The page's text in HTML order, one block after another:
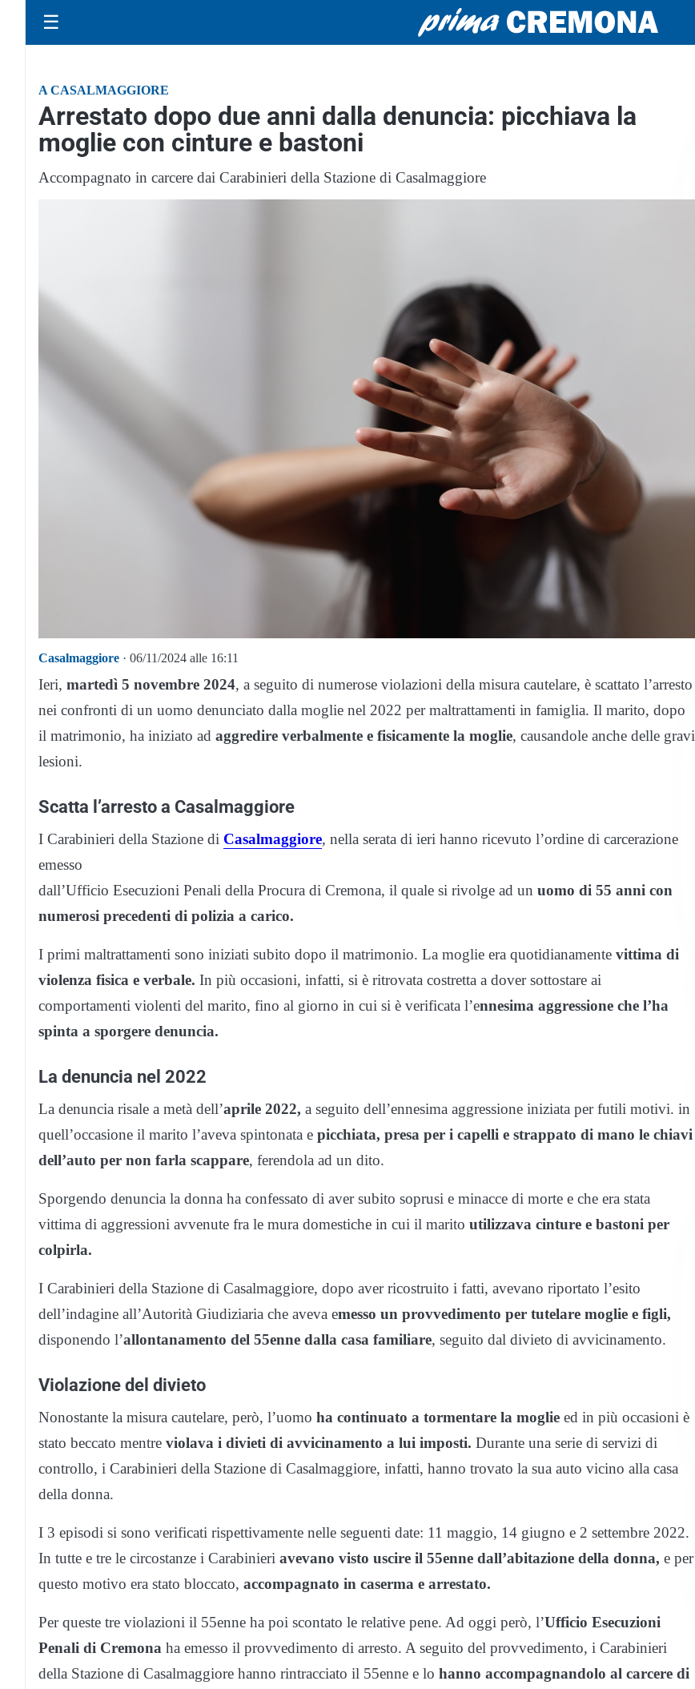
☰
A CASALMAGGIORE
Arrestato dopo due anni dalla denuncia: picchiava la
moglie con cinture e bastoni
Accompagnato in carcere dai Carabinieri della Stazione di Casalmaggiore
Casalmaggiore · 06/11/2024 alle 16:11
Ieri, martedì 5 novembre 2024, a seguito di numerose violazioni della misura cautelare, è scattato l’arresto
nei confronti di un uomo denunciato dalla moglie nel 2022 per maltrattamenti in famiglia. Il marito, dopo
il matrimonio, ha iniziato ad aggredire verbalmente e fisicamente la moglie, causandole anche delle gravi
lesioni.
Scatta l’arresto a Casalmaggiore
I Carabinieri della Stazione di Casalmaggiore, nella serata di ieri hanno ricevuto l’ordine di carcerazione
emesso
dall’Ufficio Esecuzioni Penali della Procura di Cremona, il quale si rivolge ad un uomo di 55 anni con
numerosi precedenti di polizia a carico.
I primi maltrattamenti sono iniziati subito dopo il matrimonio. La moglie era quotidianamente vittima di
violenza fisica e verbale. In più occasioni, infatti, si è ritrovata costretta a dover sottostare ai
comportamenti violenti del marito, fino al giorno in cui si è verificata l’ennesima aggressione che l’ha
spinta a sporgere denuncia.
La denuncia nel 2022
La denuncia risale a metà dell’aprile 2022, a seguito dell’ennesima aggressione iniziata per futili motivi. in
quell’occasione il marito l’aveva spintonata e picchiata, presa per i capelli e strappato di mano le chiavi
dell’auto per non farla scappare, ferendola ad un dito.
Sporgendo denuncia la donna ha confessato di aver subito soprusi e minacce di morte e che era stata
vittima di aggressioni avvenute fra le mura domestiche in cui il marito utilizzava cinture e bastoni per
colpirla.
I Carabinieri della Stazione di Casalmaggiore, dopo aver ricostruito i fatti, avevano riportato l’esito
dell’indagine all’Autorità Giudiziaria che aveva emesso un provvedimento per tutelare moglie e figli,
disponendo l’allontanamento del 55enne dalla casa familiare, seguito dal divieto di avvicinamento.
Violazione del divieto
Nonostante la misura cautelare, però, l’uomo ha continuato a tormentare la moglie ed in più occasioni è
stato beccato mentre violava i divieti di avvicinamento a lui imposti. Durante una serie di servizi di
controllo, i Carabinieri della Stazione di Casalmaggiore, infatti, hanno trovato la sua auto vicino alla casa
della donna.
I 3 episodi si sono verificati rispettivamente nelle seguenti date: 11 maggio, 14 giugno e 2 settembre 2022.
In tutte e tre le circostanze i Carabinieri avevano visto uscire il 55enne dall’abitazione della donna, e per
questo motivo era stato bloccato, accompagnato in caserma e arrestato.
Per queste tre violazioni il 55enne ha poi scontato le relative pene. Ad oggi però, l’Ufficio Esecuzioni
Penali di Cremona ha emesso il provvedimento di arresto. A seguito del provvedimento, i Carabinieri
della Stazione di Casalmaggiore hanno rintracciato il 55enne e lo hanno accompagnandolo al carcere di